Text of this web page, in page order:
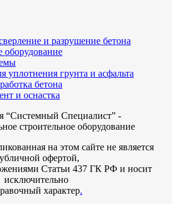
и разрушение бетона
оборудование
уплотнения грунта и асфальта
бетона
и оснастка
“Системный Специалист” -
строительное оборудование
на этом сайте не является
офертой,
Статьи 437 ГК РФ и носит
исключительно
характер.